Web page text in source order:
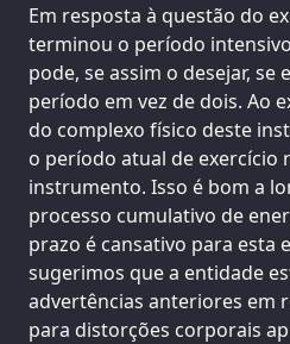
Em resposta à questão do
terminou o período
pode, se assim o desejar,
período em vez de dois. Ao
do complexo físico deste
o período atual de exercício
instrumento. Isso é bom a
processo cumulativo de
prazo é cansativo para esta
sugerimos que a entidade
advertências anteriores em
para distorções corporais